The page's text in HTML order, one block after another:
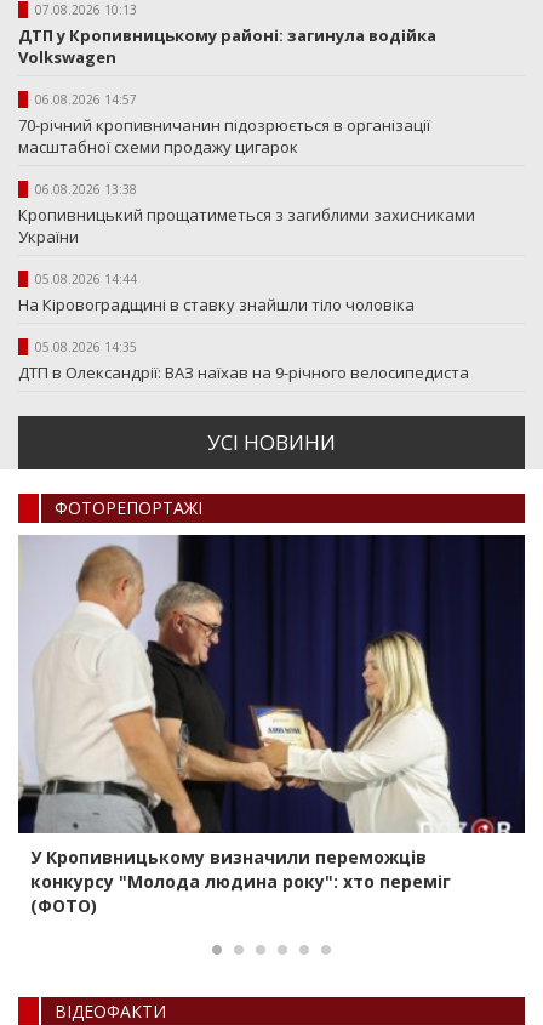
07.08.2026 10:13
ДТП у Кропивницькому районі: загинула водійка
Volkswagen
06.08.2026 14:57
70-річний кропивничанин підозрюється в організації
масштабної схеми продажу цигарок
06.08.2026 13:38
Кропивницький прощатиметься з загиблими захисниками
України
05.08.2026 14:44
На Кіровоградщині в ставку знайшли тіло чоловіка
05.08.2026 14:35
ДТП в Олександрії: ВАЗ наїхав на 9-річного велосипедиста
УСI НОВИНИ
ФОТОРЕПОРТАЖI
У Кропивницькому визначили переможців
конкурсу "Молода людина року": хто переміг
(ФОТО)
ВIДЕОФАКТИ